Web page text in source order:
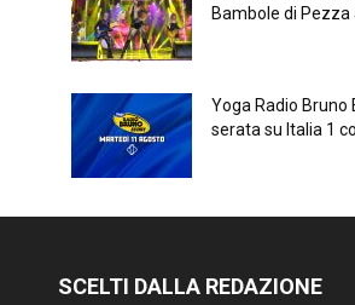
Bambole di Pezza
Yoga Radio Bruno
serata su Italia 1
SCELTI DALLA REDAZIONE